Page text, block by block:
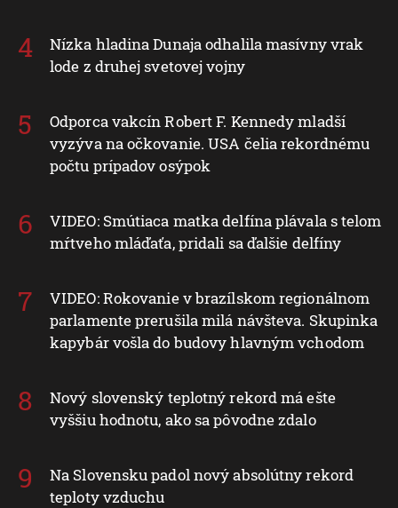
Nízka hladina Dunaja odhalila masívny vrak
lode z druhej svetovej vojny
Odporca vakcín Robert F. Kennedy mladší
vyzýva na očkovanie. USA čelia rekordnému
počtu prípadov osýpok
VIDEO: Smútiaca matka delfína plávala s telom
mŕtveho mláďaťa, pridali sa ďalšie delfíny
VIDEO: Rokovanie v brazílskom regionálnom
parlamente prerušila milá návšteva. Skupinka
kapybár vošla do budovy hlavným vchodom
Nový slovenský teplotný rekord má ešte
vyššiu hodnotu, ako sa pôvodne zdalo
Na Slovensku padol nový absolútny rekord
teploty vzduchu